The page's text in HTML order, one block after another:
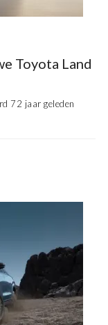
Toyota Land
72 jaar geleden